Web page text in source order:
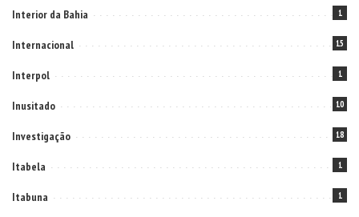
Interior da Bahia 1
Internacional 15
Interpol 1
Inusitado 10
Investigação 18
Itabela 1
Itabuna 1